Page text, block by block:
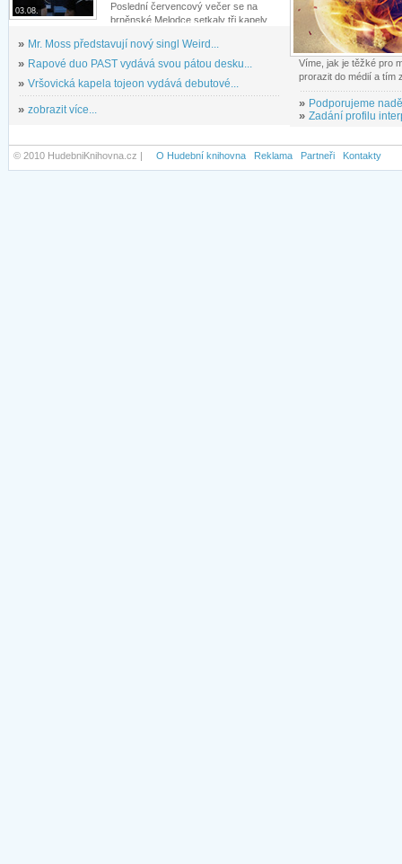
03.08.
Poslední červencový večer se na
brněnské Melodce setkaly tři kapely...
» Mr. Moss představují nový singl Weird...
» Rapové duo PAST vydává svou pátou desku...
» Vršovická kapela tojeon vydává debutové...
» zobrazit více...
Víme, jak je těžké pro
prorazit do médií a tím
» Podporujeme
» Zadání profilu
© 2010 HudebniKnihovna.cz | O Hudební knihovna Reklama Partneři Kontakty